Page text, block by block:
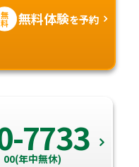
無
料 無料体験を予約
7733
年中無休)